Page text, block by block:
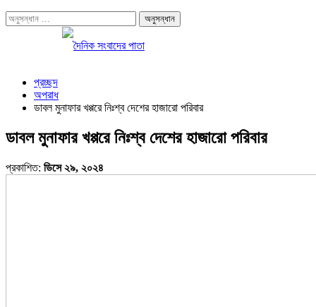
প্রচ্ছদ
অপরাধ
ডাবল মুনাফার খপ্পরে নিঃশ্ব দেশের হাজারো পরিবার
ডাবল মুনাফার খপ্পরে নিঃশ্ব দেশের হাজারো পরিবার
প্রকাশিত: ডিসে ২৯, ২০২৪